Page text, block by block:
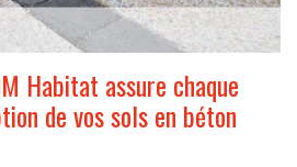
Habitat assure chaque
de vos sols en béton